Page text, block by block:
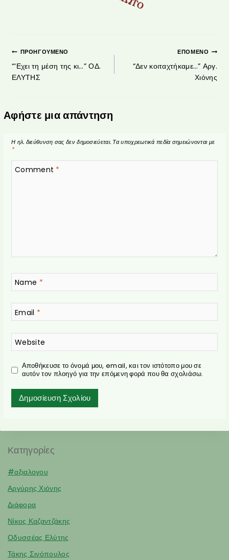
ΠΡΟΗΓΟΎΜΕΝΟ
“‘Εχει τη μέση της κι…” ΟΔ.
ΕΛΥΤΗΣ
ΕΠΌΜΕΝΟ
“Δεν κοιταχτήκαμε…” Αργ.
Χιόνης
Αφήστε μια απάντηση
Η ηλ. διεύθυνση σας δεν δημοσιεύεται. Τα υποχρεωτικά πεδία σημειώνονται με
*
Comment *
Name *
Email *
Website
Αποθήκευσε το όνομά μου, email, και τον ιστότοπο μου σε
αυτόν τον πλοηγό για την επόμενη φορά που θα σχολιάσω.
Κατηγορίες
#αξιαλογου
Αργύρης Χιόνης
Διάφορα
Νίκος Καζαντζάκης
Οδυσσέας Ελύτης
Τάκης Σινόπουλος